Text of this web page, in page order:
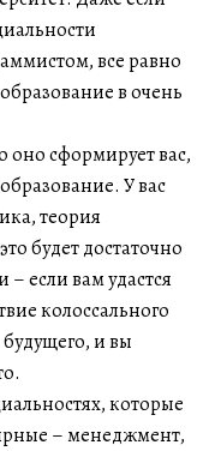
все равно
в очень
оно сформирует вас,
У вас
теория
будет достаточно
если вам удастся
колоссального
будущего, и вы
которые
– менеджмент,